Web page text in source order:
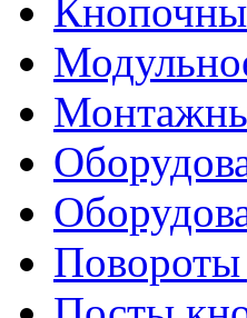
Повороты